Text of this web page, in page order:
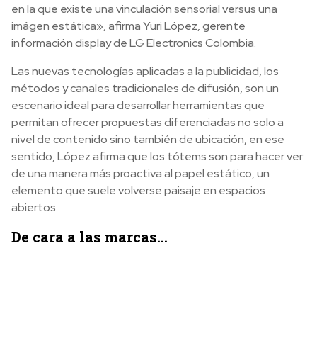
en la que existe una vinculación sensorial versus una
imágen estática», afirma Yuri López, gerente
información display de LG Electronics Colombia.
Las nuevas tecnologías aplicadas a la publicidad, los
métodos y canales tradicionales de difusión, son un
escenario ideal para desarrollar herramientas que
permitan ofrecer propuestas diferenciadas no solo a
nivel de contenido sino también de ubicación, en ese
sentido, López afirma que los tótems son para hacer ver
de una manera más proactiva al papel estático, un
elemento que suele volverse paisaje en espacios
abiertos.
De cara a las marcas…